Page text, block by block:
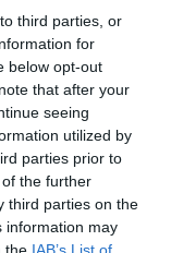
third parties, or
for
below opt-out
that after your
seeing
utilized by
parties prior to
the further
third parties on the
information may
και τις
η εταιρεία.
Google
ειδήσεις